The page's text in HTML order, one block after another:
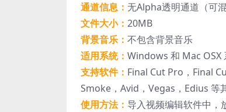
通道信息： 无Alpha透明通道（可
文件大小： 20MB
背景音乐： 不包含背景音乐
适用系统： Windows 和 Mac OSX
支持软件： Final Cut Pro，Final
Smoke，Avid，Vegas，Edius 等
使用方法： 导入视频编辑软件中，